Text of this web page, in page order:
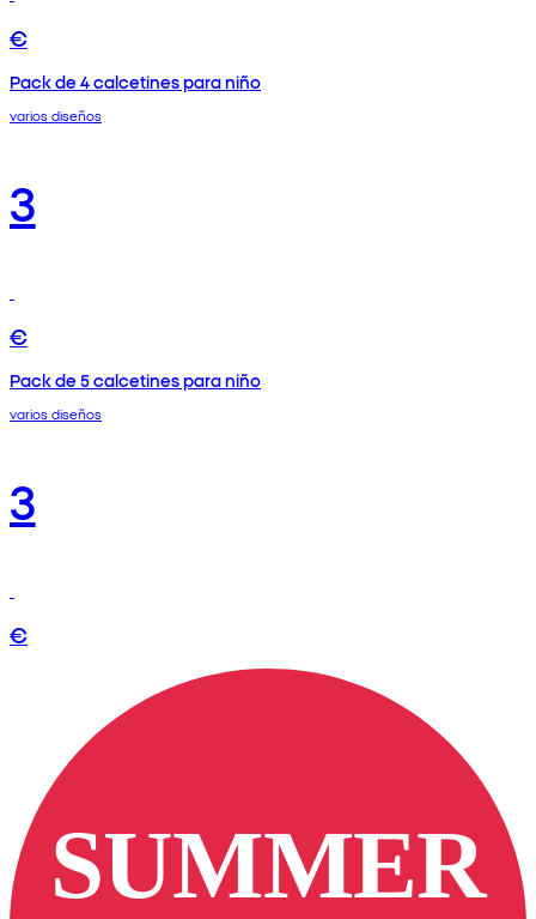
€
Pack de 4 calcetines para niño
varios diseños
3
€
Pack de 5 calcetines para niño
varios diseños
3
€